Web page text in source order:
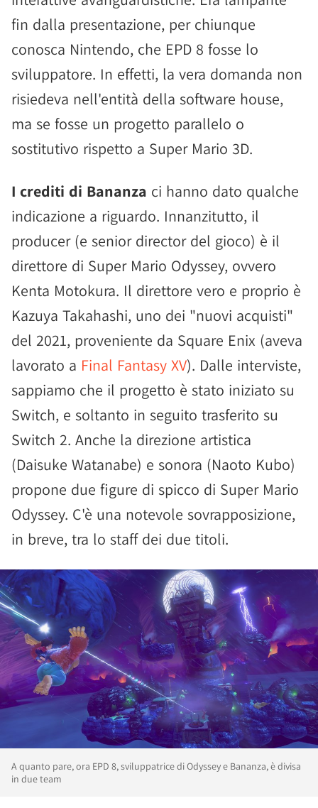
fin dalla presentazione, per chiunque
conosca Nintendo, che EPD 8 fosse lo
sviluppatore. In effetti, la vera domanda non
risiedeva nell'entità della software house,
ma se fosse un progetto parallelo o
sostitutivo rispetto a Super Mario 3D.
I crediti di Bananza ci hanno dato qualche
indicazione a riguardo. Innanzitutto, il
producer (e senior director del gioco) è il
direttore di Super Mario Odyssey, ovvero
Kenta Motokura. Il direttore vero e proprio è
Kazuya Takahashi, uno dei "nuovi acquisti"
del 2021, proveniente da Square Enix (aveva
lavorato a Final Fantasy XV). Dalle interviste,
sappiamo che il progetto è stato iniziato su
Switch, e soltanto in seguito trasferito su
Switch 2. Anche la direzione artistica
(Daisuke Watanabe) e sonora (Naoto Kubo)
propone due figure di spicco di Super Mario
Odyssey. C'è una notevole sovrapposizione,
in breve, tra lo staff dei due titoli.
A quanto pare, ora EPD 8, sviluppatrice di Odyssey e Bananza, è divisa
in due team